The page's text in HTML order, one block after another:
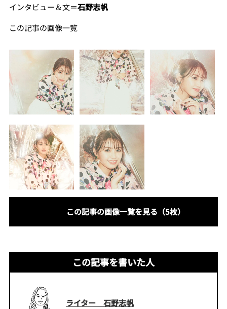
インタビュー＆文＝石野志帆
この記事の画像一覧
この記事の画像一覧を見る（5枚）
この記事を書いた人
ライター 石野志帆